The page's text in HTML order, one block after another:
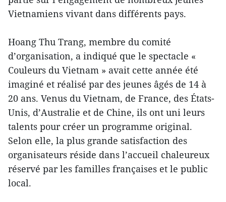
Vietnamiens vivant dans différents pays.
Hoang Thu Trang, membre du comité
d’organisation, a indiqué que le spectacle «
Couleurs du Vietnam » avait cette année été
imaginé et réalisé par des jeunes âgés de 14 à
20 ans. Venus du Vietnam, de France, des États-
Unis, d’Australie et de Chine, ils ont uni leurs
talents pour créer un programme original.
Selon elle, la plus grande satisfaction des
organisateurs réside dans l’accueil chaleureux
réservé par les familles françaises et le public
local.